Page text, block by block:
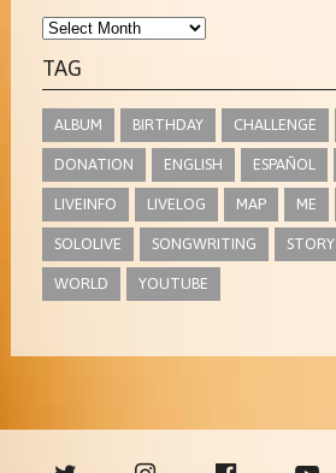
TAG
ALBUM BIRTHDAY CHALLENGE
DONATION ENGLISH ESPAÑOL
LIVEINFO LIVELOG MAP ME
SOLOLIVE SONGWRITING STORY
WORLD YOUTUBE